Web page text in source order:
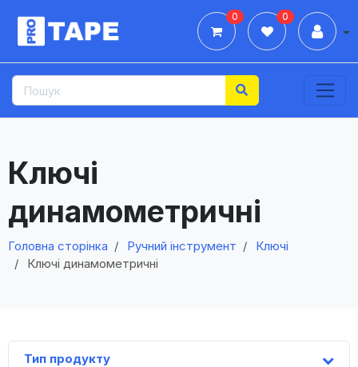
0 0
Ключі
динамометричні
Головна сторінка Ручний інструмент
Ключі
Ключі динамометричні
Тип продукту